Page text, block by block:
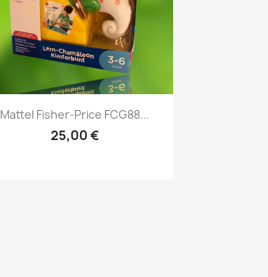
Vorschau
Mattel Fisher-Price FCG88...
25,00 €